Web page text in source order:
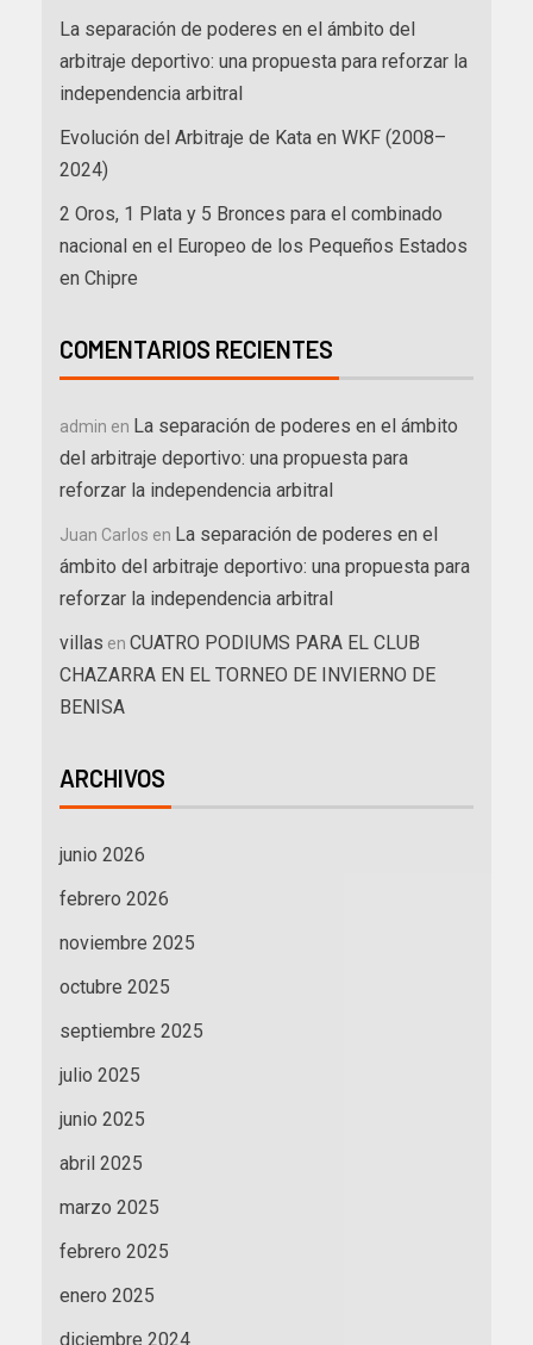
La separación de poderes en el ámbito del
arbitraje deportivo: una propuesta para reforzar la
independencia arbitral
Evolución del Arbitraje de Kata en WKF (2008–
2024)
2 Oros, 1 Plata y 5 Bronces para el combinado
nacional en el Europeo de los Pequeños Estados
en Chipre
COMENTARIOS RECIENTES
admin en La separación de poderes en el ámbito
del arbitraje deportivo: una propuesta para
reforzar la independencia arbitral
Juan Carlos en La separación de poderes en el
ámbito del arbitraje deportivo: una propuesta para
reforzar la independencia arbitral
villas en CUATRO PODIUMS PARA EL CLUB
CHAZARRA EN EL TORNEO DE INVIERNO DE
BENISA
ARCHIVOS
junio 2026
febrero 2026
noviembre 2025
octubre 2025
septiembre 2025
julio 2025
junio 2025
abril 2025
marzo 2025
febrero 2025
enero 2025
diciembre 2024